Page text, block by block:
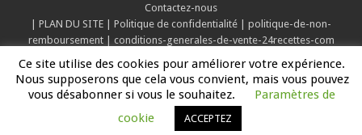
Contactez-nous
| PLAN DU SITE | Politique de confidentialité | politique-de-non-
remboursement| conditions-generales-de-vente-24recettes-com
Copyright © 2019-2025, Tous les droits sont réservés
Ce site utilise des cookies pour améliorer votre expérience.
Nous supposerons que cela vous convient, mais vous pouvez
vous désabonner si vous le souhaitez.
Paramètres de
cookie
ACCEPTEZ